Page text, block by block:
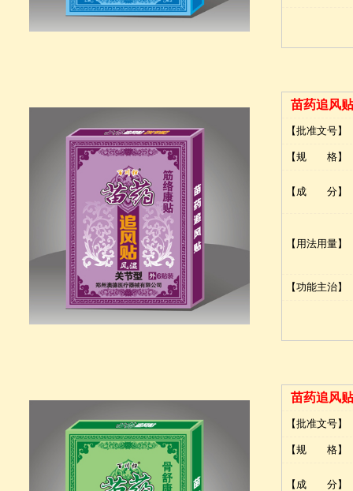
苗药追风
【批准文号】
【规 格】
【成 分】
【用法用量】
【功能主治】
苗药追风
【批准文号】
【规 格】
【成 分】